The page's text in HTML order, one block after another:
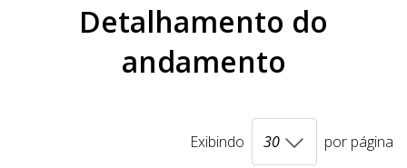
Detalhamento do
andamento
Exibindo por página